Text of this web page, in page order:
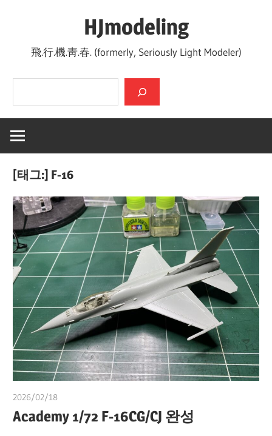
HJmodeling
飛.行.機.靑.春. (formerly, Seriously Light Modeler)
검색
[태그:] F-16
2026/02/18
Academy 1/72 F-16CG/CJ 완성